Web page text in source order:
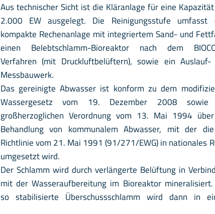
Aus technischer Sicht ist die Kläranlage für eine
2.000 EW ausgelegt. Die Reinigungsstufe umfasst
kompakte Rechenanlage mit integriertem Sand- und
einen Belebtschlamm-Bioreaktor nach dem
Verfahren (mit Druckluftbelüftern), sowie ein Auslauf-
Messbauwerk.
Das gereinigte Abwasser ist konform zu dem
Wassergesetz vom 19. Dezember 2008
großherzoglichen Verordnung vom 13. Mai 1994
Behandlung von kommunalem Abwasser, mit der
Richtlinie vom 21. Mai 1991 (91/271/EWG) in nationales
umgesetzt wird.
Der Schlamm wird durch verlängerte Belüftung in
mit der Wasseraufbereitung im Bioreaktor
so stabilisierte Überschussschlamm wird dann in